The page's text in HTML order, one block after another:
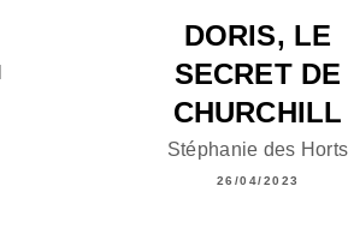
DORIS, LE
SECRET DE
CHURCHILL
Stéphanie des Horts
26/04/2023